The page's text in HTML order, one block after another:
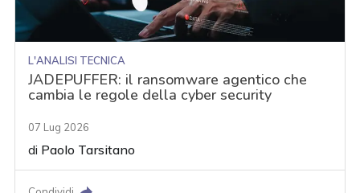
L'ANALISI TECNICA
JADEPUFFER: il ransomware agentico che
cambia le regole della cyber security
07 Lug 2026
di Paolo Tarsitano